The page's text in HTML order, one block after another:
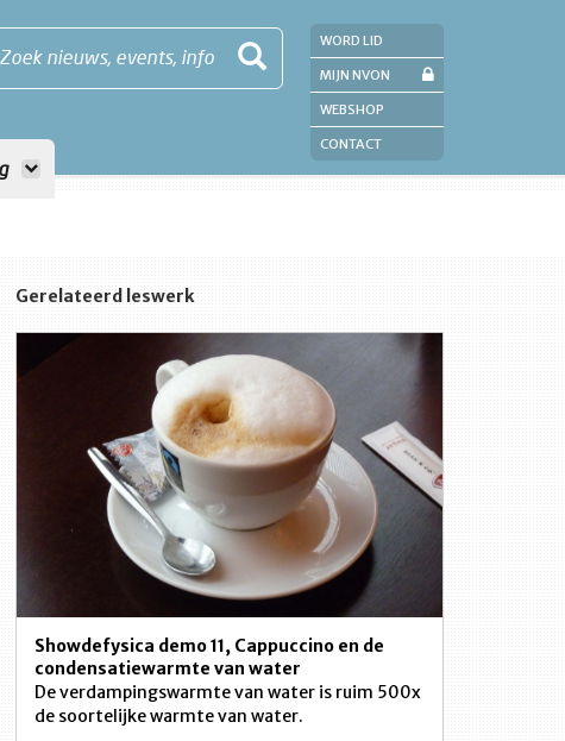
Zoek nieuws, events, info
WORD LID
MIJN NVON
WEBSHOP
CONTACT
Gerelateerd leswerk
Showdefysica demo 11, Cappuccino en de
condensatiewarmte van water
De verdampingswarmte van water is ruim 500x
de soortelijke warmte van water.